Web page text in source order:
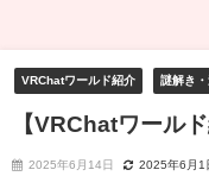
VRChatワールド紹介 謎解き
【VRChatワール
2025年6月14日 2025年6月1